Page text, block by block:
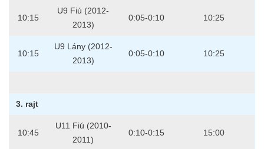
10:15
U9 Fiú (2012-
2013)
0:05-0:10 10:25
10:15
U9 Lány (2012-
2013)
0:05-0:10 10:25
3. rajt
10:45
U11 Fiú (2010-
2011)
0:10-0:15 15:00